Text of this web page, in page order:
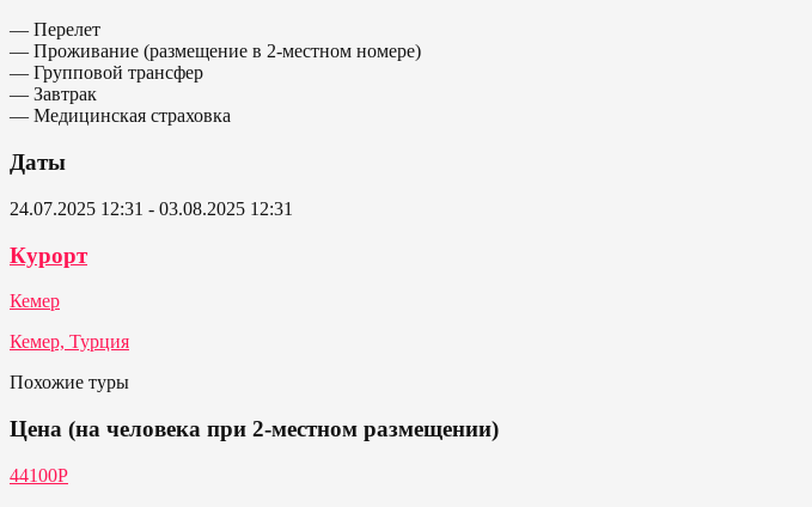
— Перелет
— Проживание (размещение в 2-местном номере)
— Групповой трансфер
— Завтрак
— Медицинская страховка
Даты
24.07.2025 12:31 - 03.08.2025 12:31
Курорт
Кемер
Кемер, Турция
Похожие туры
Цена (на человека при 2-местном размещении)
44100P